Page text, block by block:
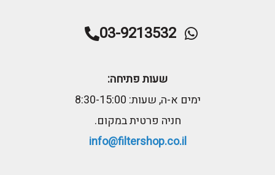
03-9213532
שעות פתיחה:
ימים א-ה, שעות: 8:30-15:00
חניה פרטית במקום.
info@filtershop.co.il